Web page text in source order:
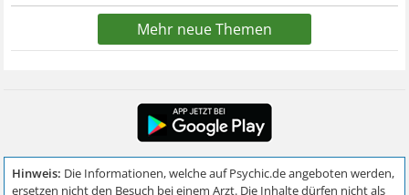
Mehr neue Themen